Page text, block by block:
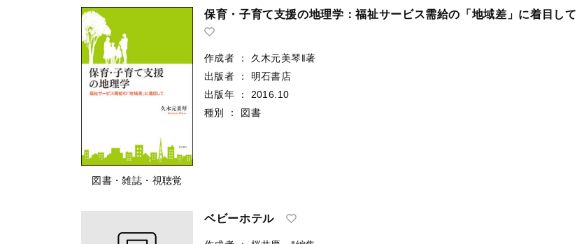
図書・雑誌・視聴覚
保育・子育て支援の地理学：福祉サービス需給の「地域差」に着目して
作成者 ：
久木元美琴‖著
出版者
：
明石書店
出版年
：
2016.10
種別
： 図書
ベビーホテル